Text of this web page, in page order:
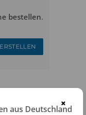
bestellen.
×
aus Deutschland